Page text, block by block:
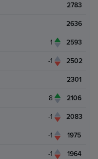
2783
2636
1 2593
-1 2502
2301
8 2106
-1 2083
-1 1975
-1 1964